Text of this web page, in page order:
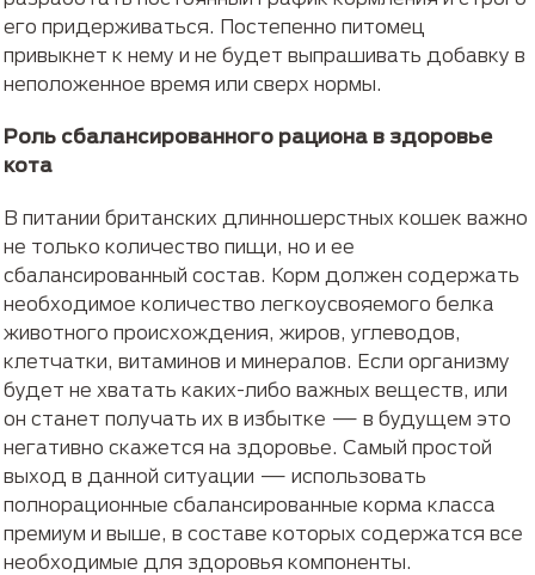
его придерживаться. Постепенно питомец
привыкнет к нему и не будет выпрашивать добавку в
неположенное время или сверх нормы.
Роль сбалансированного рациона в здоровье
кота
В питании британских длинношерстных кошек важно
не только количество пищи, но и ее
сбалансированный состав. Корм должен содержать
необходимое количество легкоусвояемого белка
животного происхождения, жиров, углеводов,
клетчатки, витаминов и минералов. Если организму
будет не хватать каких-либо важных веществ, или
он станет получать их в избытке — в будущем это
негативно скажется на здоровье. Самый простой
выход в данной ситуации — использовать
полнорационные сбалансированные корма класса
премиум и выше, в составе которых содержатся все
необходимые для здоровья компоненты.